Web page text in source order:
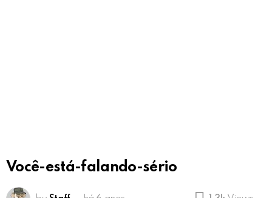
Você-está-falando-sério